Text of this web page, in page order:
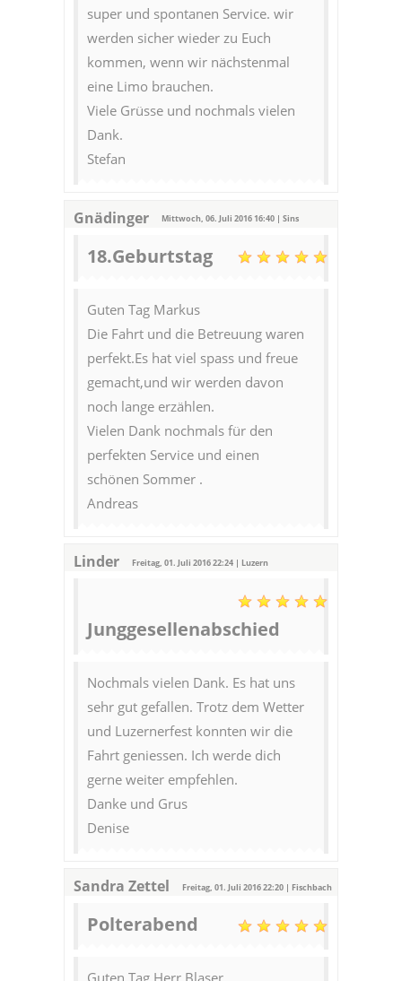
super und spontanen Service. wir
werden sicher wieder zu Euch
kommen, wenn wir nächstenmal
eine Limo brauchen.
Viele Grüsse und nochmals vielen
Dank.
Stefan
Gnädinger Mittwoch, 06. Juli 2016 16:40 | Sins
18.Geburtstag
Guten Tag Markus
Die Fahrt und die Betreuung waren
perfekt.Es hat viel spass und freue
gemacht,und wir werden davon
noch lange erzählen.
Vielen Dank nochmals für den
perfekten Service und einen
schönen Sommer .
Andreas
Linder Freitag, 01. Juli 2016 22:24 | Luzern
Junggesellenabschied
Nochmals vielen Dank. Es hat uns
sehr gut gefallen. Trotz dem Wetter
und Luzernerfest konnten wir die
Fahrt geniessen. Ich werde dich
gerne weiter empfehlen.
Danke und Grus
Denise
Sandra Zettel Freitag, 01. Juli 2016 22:20 | Fischbach
Polterabend